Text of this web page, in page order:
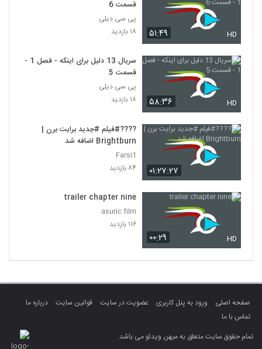
۵۱:۴۹ HD
قسمت 6
پی سی دیلی
۱۸ بازدید
۵۸:۳۶ HD
سریال 13 دلیل برای اینکه - فصل 1 -
قسمت 5
پی سی دیلی
۱۸ بازدید
۰۱:۲۷:۲۷
????#فیلم #جدید برایت برن |
Brightburn اضافه شد
Farsi1
۸۴ بازدید
۰۰:۲۹ HD
trailer chapter nine
asuric film
۱۱۶ بازدید
صفحه اصلی ورود به پنل کاربری عضویت در سایت قوانین سایت
درباره ما
تماس با ما
تمام حقوق سایت متعلق به میهن ویدئو می باشد.